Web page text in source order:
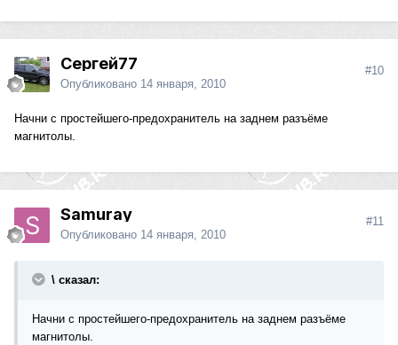
Сергей77
Опубликовано 14 января, 2010
#10
Начни с простейшего-предохранитель на заднем разъёме
магнитолы.
Samuray
Опубликовано 14 января, 2010
#11
\ сказал:
Начни с простейшего-предохранитель на заднем разъёме
магнитолы.